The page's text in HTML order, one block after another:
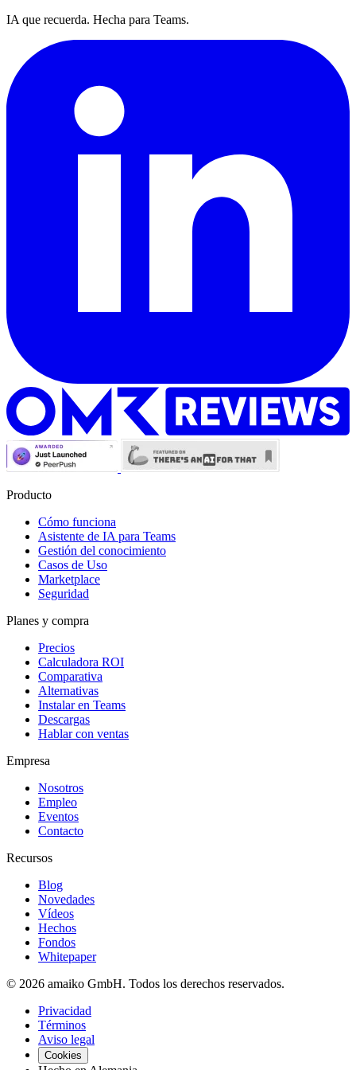
IA que recuerda. Hecha para Teams.
Producto
Cómo funciona
Asistente de IA para Teams
Gestión del conocimiento
Casos de Uso
Marketplace
Seguridad
Planes y compra
Precios
Calculadora ROI
Comparativa
Alternativas
Instalar en Teams
Descargas
Hablar con ventas
Empresa
Nosotros
Empleo
Eventos
Contacto
Recursos
Blog
Novedades
Vídeos
Hechos
Fondos
Whitepaper
© 2026 amaiko GmbH. Todos los derechos reservados.
Privacidad
Términos
Aviso legal
Cookies